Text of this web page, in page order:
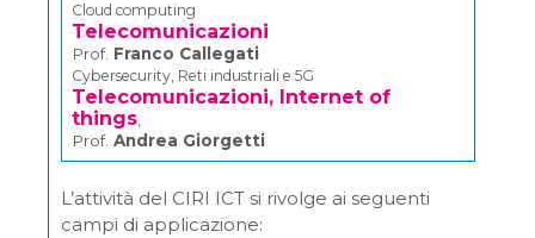
Cloud computing
Telecomunicazioni
Prof. Franco Callegati
Cybersecurity, Reti industriali e 5G
Telecomunicazioni, Internet of
things,
Prof. Andrea Giorgetti
L’attività del CIRI ICT si rivolge ai seguenti
campi di applicazione: